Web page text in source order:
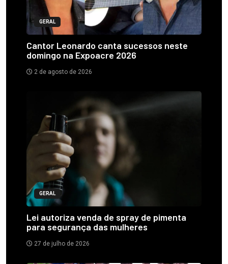
GERAL
Cantor Leonardo canta sucessos neste
domingo na Expoacre 2026
2 de agosto de 2026
GERAL
Lei autoriza venda de spray de pimenta
para segurança das mulheres
27 de julho de 2026